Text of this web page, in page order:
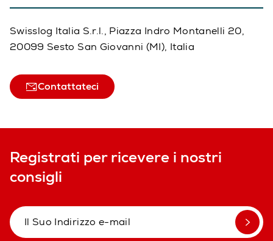
Swisslog Italia S.r.l., Piazza Indro Montanelli 20,
20099 Sesto San Giovanni (MI), Italia
Contattateci
Registrati per ricevere i nostri
consigli